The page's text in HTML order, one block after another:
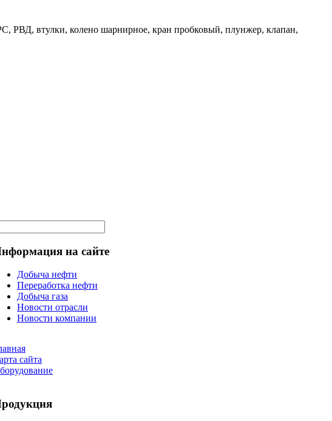
РВД, втулки, колено шарнирное, кран пробковый, плунжер, клапан,
на сайте
Добыча нефти
Переработка нефти
Добыча газа
Новости отрасли
Новости компании
сайта